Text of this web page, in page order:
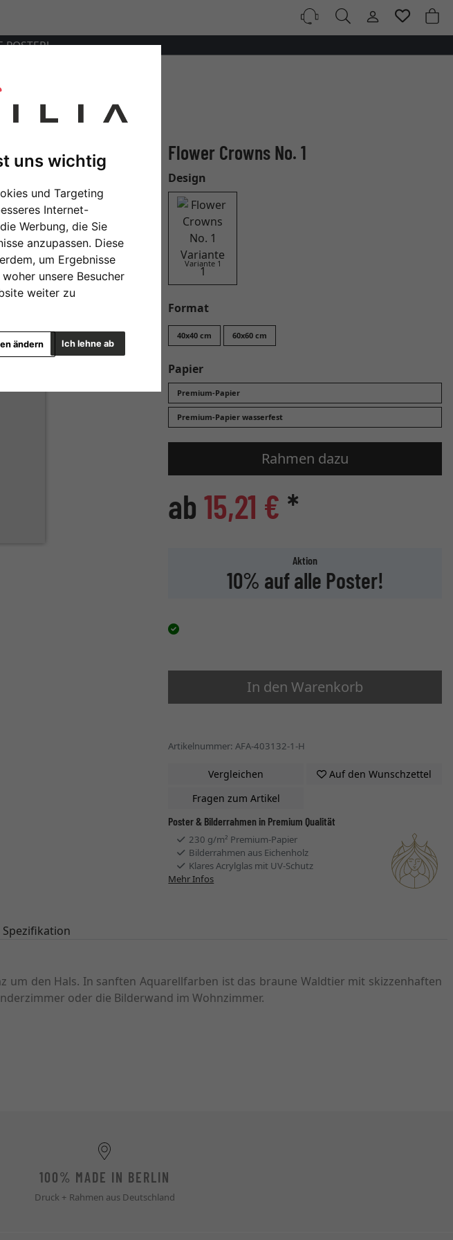
uns wichtig
und Targeting
Internet-
Werbung, die Sie
anzupassen. Diese
um Ergebnisse
unsere Besucher
weiter zu
Ich lehne ab
ändern
POSTER!
Flower Crowns No. 1
Design
Variante 1
Format
40x40 cm 60x60 cm
Papier
Premium-Papier
Premium-Papier wasserfest
Rahmen dazu
ab 15,21 € *
Aktion
10% auf alle Poster!
In den Warenkorb
Artikelnummer: AFA-403132-1-H
Vergleichen
Auf den Wunschzettel
Fragen zum Artikel
Poster & Bilderrahmen in Premium Qualität
230 g/m² Premium-Papier
Bilderrahmen aus Eichenholz
Klares Acrylglas mit UV-Schutz
Mehr Infos
Spezifikation
den Hals. In sanften Aquarellfarben ist das braune Waldtier mit skizzenhaften
oder die Bilderwand im Wohnzimmer.
100% MADE IN BERLIN
Druck + Rahmen aus Deutschland